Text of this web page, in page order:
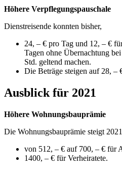
Höhere Verpflegungspauschale
Dienstreisende konnten bisher,
24, – € pro Tag und 12, – €
Tagen ohne Übernachtung
Std. geltend machen.
Die Beträge steigen auf 28, –
Ausblick für 2021
Höhere Wohnungsbauprämie
Die Wohnungsbauprämie steigt 2021
von 512, – € auf 700, – € für
1400, – € für Verheiratete.